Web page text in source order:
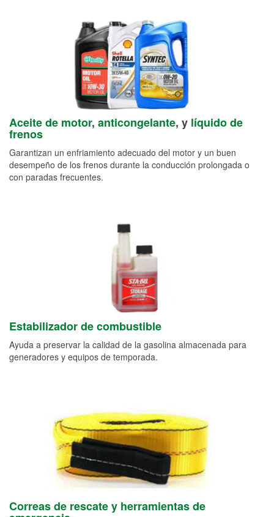
Aceite de motor, anticongelante, y líquido de
frenos
Garantizan un enfriamiento adecuado del motor y un buen
desempeño de los frenos durante la conducción prolongada o
con paradas frecuentes.
Estabilizador de combustible
Ayuda a preservar la calidad de la gasolina almacenada para
generadores y equipos de temporada.
Correas de rescate y herramientas de